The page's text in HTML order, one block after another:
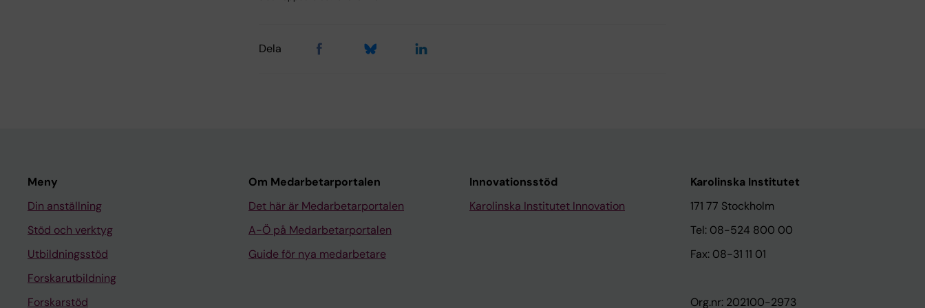
Dela
Meny
Din anställning
Stöd och verktyg
Utbildningsstöd
Forskarutbildning
Forskarstöd
Om Medarbetarportalen
Det här är Medarbetarportalen
A-Ö på Medarbetarportalen
Guide för nya medarbetare
Innovationsstöd
Karolinska Institutet Innovation
Karolinska Institutet
171 77 Stockholm
Tel: 08-524 800 00
Fax: 08-31 11 01
Org.nr: 202100-2973